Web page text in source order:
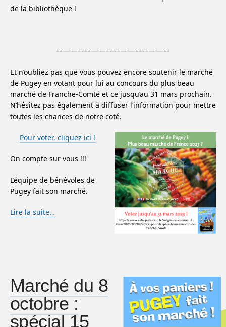
de la bibliothèque !
————————————————
Et n’oubliez pas que vous pouvez encore soutenir le marché
de Pugey en votant pour lui au concours du plus beau
marché de Franche-Comté et ce jusqu’au 31 mars prochain.
N’hésitez pas également à diffuser l’information pour mettre
toutes les chances de notre coté.
Pour voter, cliquez ici !
On compte sur vous !!!
L’équipe de bénévoles de
Pugey fait son marché.
Lire la suite…
Marché du 8
octobre :
spécial 15